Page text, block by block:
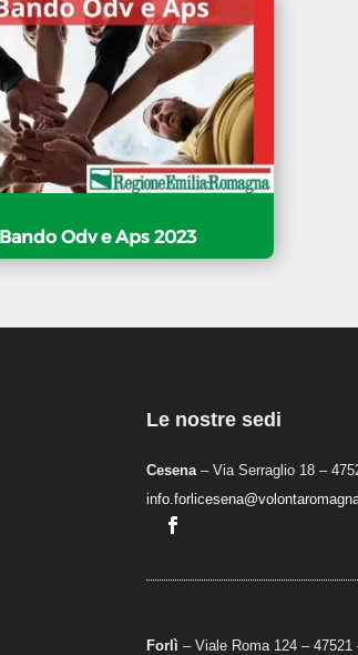
Bando Odv e Aps 2023
Le nostre sedi
Cesena– Via Serraglio 18 –
Forlì – Viale Roma 124 –